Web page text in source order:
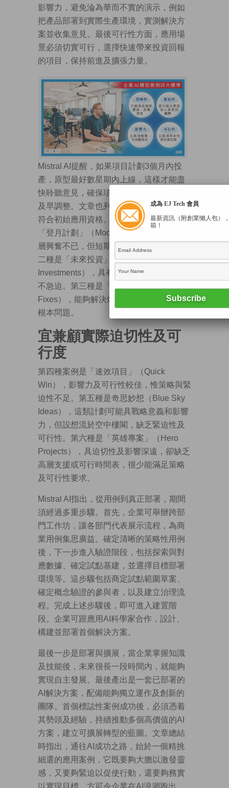
影響力，避免淪為華而不實的演示，例如
把產品部署到實際生產環境，實測解決方
案並收集意見。最後可行性方面，應用場
景必須切實可行，選擇快速帶來投資回報
的項目，保持前進及擴張力量。
Mistral AI提醒，如果項目計劃3個月內投
產，原型最好數星期內上線，這樣才能盡
快聆聽意見，確保項目方向正確，必要時
及早調整。文章也列出一些案例類型，不
符合初始應用資格。第一種是雄心勃勃的
「登月計劃」（Moonshot），通常令領導
層興奮不已，但短期內缺乏投資回報。第
二種是「未來投資」（Future
Investments），具有戰略意義及可行，卻
不急迫。第三種是「戰術修補」（Tactical
Fixes），能夠解決燃眉之急，但無法解決
根本問題。
宜兼顧實際迫切性及可
行度
第四種案例是「速效項目」（Quick
Win），影響力及可行性較佳，惟策略與緊
迫性不足。第五種是奇思妙想（Blue Sky
Ideas），這類計劃可能具戰略意義和影響
力，但設想流於空中樓閣，缺乏緊迫性及
可行性。第六種是「英雄專案」（Hero
Projects），具迫切性及影響深遠，卻缺乏
高層支援或可行時間表，很少能滿足策略
及可行性要求。
Mistral AI指出，從用例到真正部署，期間
須經過多重步驟。首先，企業可舉辦跨部
門工作坊，讓各部門代表展示流程，為商
業用例集思廣益。確定清晰的策略性用例
後，下一步進入驗證階段，包括探索與對
應數據、確定試點基建，並選擇目標部署
環境等。這步驟包括商定試點範圍草案、
確定概念驗證的參與者，以及建立治理流
程。完成上述步驟後，即可進入建置階
段。企業可跟應用AI科學家合作，設計、
構建並部署首個解決方案。
最後一步是部署與擴展，當企業掌握知識
及技能後，未來很長一段時間內，就能夠
實現自主發展。最後產出是一套已部署的
AI解決方案，配備能夠獨立運作及創新的
團隊。首個標誌性案例成功後，必須憑着
其勢頭及經驗，持續推動多個高價值的AI
方案，建立可擴展轉型的藍圖。文章總結
時指出，通往AI成功之路，始於一個精挑
細選的應用案例，它既要夠大膽以激發靈
感，又要夠緊迫以促使行動，還要夠務實
成為 EJ Tech 會員
最新資訊（附創業懶人包）
箱！